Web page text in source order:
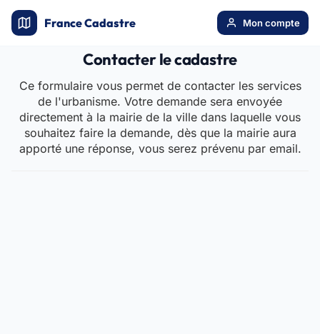
France Cadastre Mon compte
Contacter le cadastre
Ce formulaire vous permet de contacter les services
de l'urbanisme. Votre demande sera envoyée
directement à la mairie de la ville dans laquelle vous
souhaitez faire la demande, dès que la mairie aura
apporté une réponse, vous serez prévenu par email.